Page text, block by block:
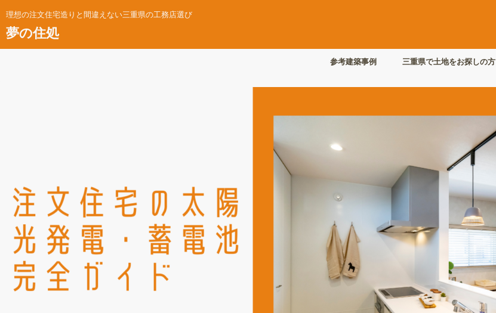
理想の注文住宅造りと間違えない三重県の工務店選び
夢の住処
参考建築事例 三重県で土地をお探しの方